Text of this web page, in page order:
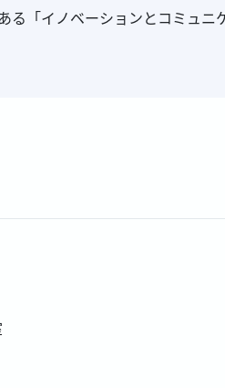
る「イノベーションとコミュニ